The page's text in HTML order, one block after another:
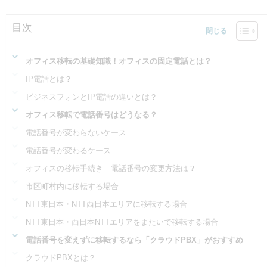
目次
オフィス移転の基礎知識！オフィスの固定電話とは？
IP電話とは？
ビジネスフォンとIP電話の違いとは？
オフィス移転で電話番号はどうなる？
電話番号が変わらないケース
電話番号が変わるケース
オフィスの移転手続き｜電話番号の変更方法は？
市区町村内に移転する場合
NTT東日本・NTT西日本エリアに移転する場合
NTT東日本・西日本NTTエリアをまたいで移転する場合
電話番号を変えずに移転するなら「クラウドPBX」がおすすめ
クラウドPBXとは？